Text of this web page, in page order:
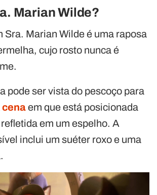
Marian Wilde?
Sra. Marian Wilde é uma raposa
cujo rosto nunca é
pode ser vista do pescoço para
cenaem que está posicionada
em um espelho. A
inclui um suéter roxo e uma